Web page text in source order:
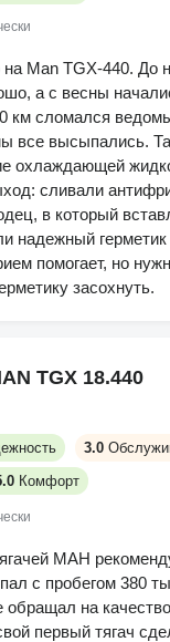
Man TGX-440. До
а с весны
км сломался
все высыпались.
охлаждающей
сливали
в который
надежный
помогает, но
засохнуть.
TGX 18.440
3.0
Комфорт
МАН
с пробегом 380
обращал на
первый тягач